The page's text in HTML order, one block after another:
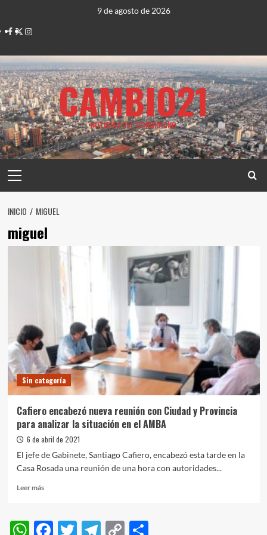
contenido
9 de agosto de 2026
Facebook
TwitterInstagram
CAMBIO21
NOTICIAS DEL CONURBANO
principal
INICIO MIGUEL
miguel
Sin categoría
Cafiero encabezó nueva reunión con Ciudad y Provincia
para analizar la situación en el AMBA
6 de abril de 2021
El jefe de Gabinete, Santiago Cafiero, encabezó esta tarde en la
Casa Rosada una reunión de una hora con autoridades...
Leer másLeer
Cafiero
encabezó
WhatsApp
Facebook
Twitter
Telegram
CopyCompartir